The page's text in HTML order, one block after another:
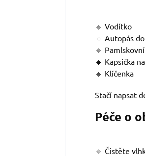
🔹 Vodítko
🔹 Autopás
🔹
🔹 Kapsička
🔹 Klíčenka
Stačí napsat
Péče o
🔹 Čistěte